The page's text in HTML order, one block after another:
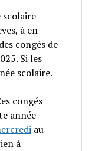
scolaire
à en
congés de
Si les
scolaire.
congés
année
au
à